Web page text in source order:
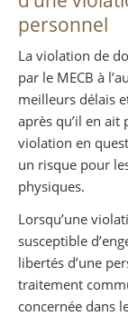
personnel
La violation de
par le MECB à
meilleurs délais
après qu’il en ait
violation en
un risque pour
physiques.
Lorsqu’une
susceptible
libertés d’une
traitement
concernée dans